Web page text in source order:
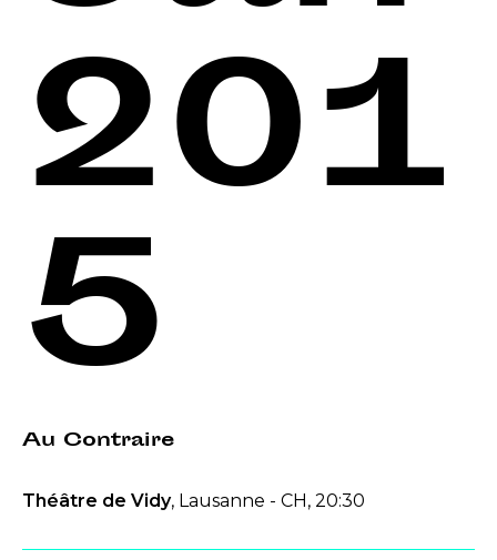
201
5
Au Contraire
Théâtre de Vidy, Lausanne - CH, 20:30